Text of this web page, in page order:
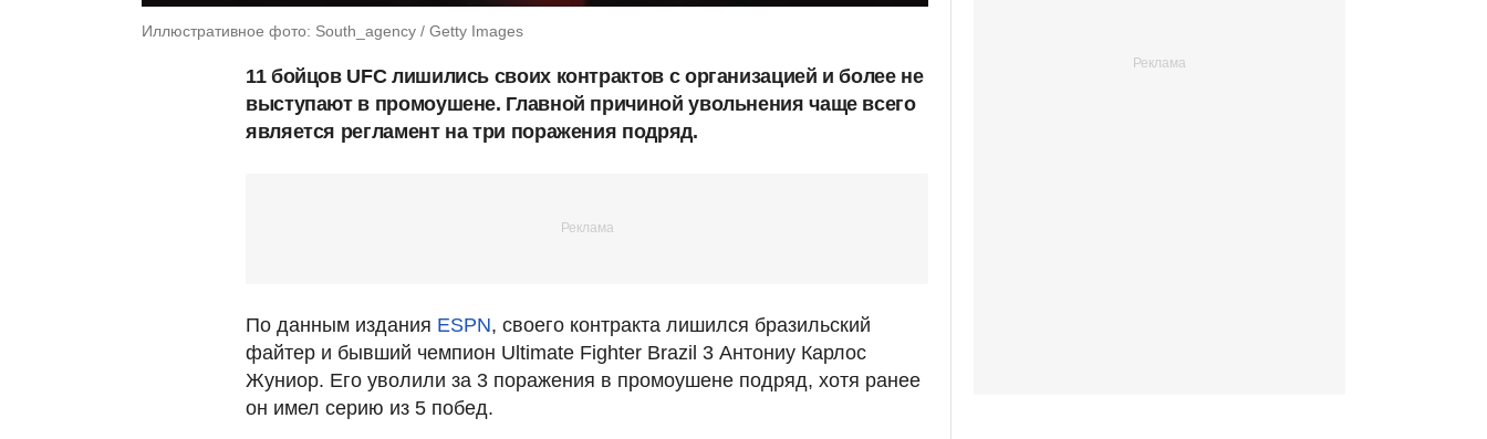
Иллюстративное фото: South_agency / Getty Images
11 бойцов UFC лишились своих контрактов с организацией и более не
выступают в промоушене. Главной причиной увольнения чаще всего
является регламент на три поражения подряд.
По данным издания ESPN, своего контракта лишился бразильский
файтер и бывший чемпион Ultimate Fighter Brazil 3 Антониу Карлос
Жуниор. Его уволили за 3 поражения в промоушене подряд, хотя ранее
он имел серию из 5 побед.